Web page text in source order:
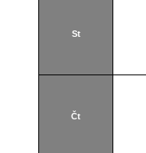
St
Čt